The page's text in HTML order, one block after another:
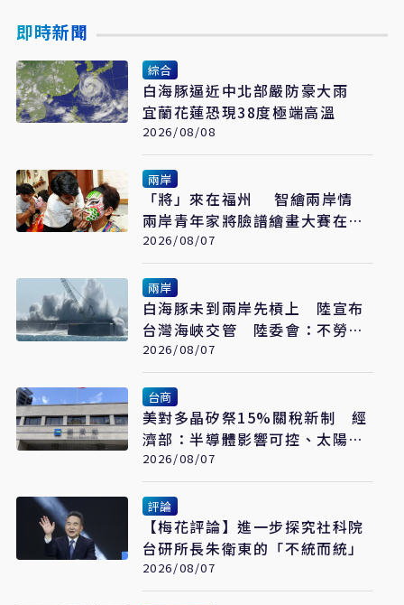
即時新聞
綜合
白海豚逼近中北部嚴防豪大雨
宜蘭花蓮恐現38度極端高溫
2026/08/08
兩岸
「將」來在福州 智繪兩岸情
兩岸青年家將臉譜繪畫大賽在福
州開幕
2026/08/07
兩岸
白海豚未到兩岸先槓上 陸宣布
台灣海峽交管 陸委會：不勞費
心
2026/08/07
台商
美對多晶矽祭15%關稅新制 經
濟部：半導體影響可控、太陽能
產業衝擊有限
2026/08/07
評論
【梅花評論】進一步探究社科院
台研所長朱衛東的「不統而統」
2026/08/07